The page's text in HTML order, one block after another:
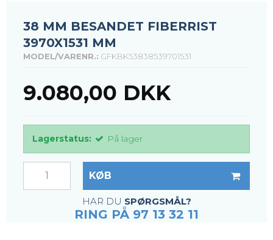
38 MM BESANDET FIBERRIST
3970X1531 MM
MODEL/VARENR.: GFKBK53838539701531
9.080,00 DKK
Lagerstatus: På lager
KØB
HAR DU SPØRGSMÅL?
RING PÅ 97 13 32 11